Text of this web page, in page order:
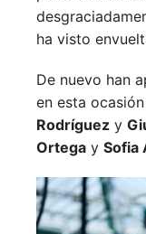
ha visto
De nuevo han
en esta
Rodríguez y
Ortega y Sofia